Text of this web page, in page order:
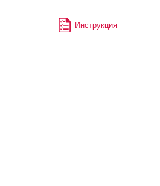
Инструкция